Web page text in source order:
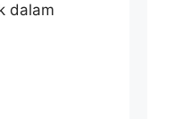
dalam